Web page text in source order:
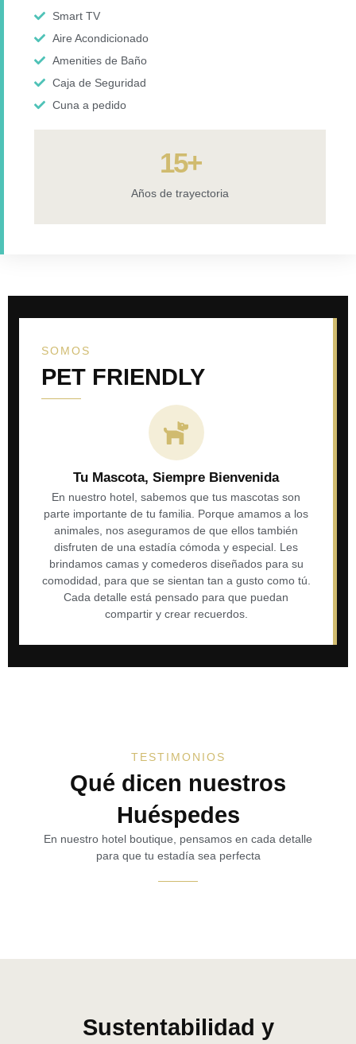
Smart TV
Aire Acondicionado
Amenities de Baño
Caja de Seguridad
Cuna a pedido
Años de trayectoria
15+
SOMOS
PET FRIENDLY
Tu Mascota, Siempre Bienvenida
En nuestro hotel, sabemos que tus mascotas son
parte importante de tu familia. Porque amamos a los
animales, nos aseguramos de que ellos también
disfruten de una estadía cómoda y especial. Les
brindamos camas y comederos diseñados para su
comodidad, para que se sientan tan a gusto como tú.
Cada detalle está pensado para que puedan
compartir y crear recuerdos.
TESTIMONIOS
Qué dicen nuestros
Huéspedes
En nuestro hotel boutique, pensamos en cada detalle
para que tu estadía sea perfecta
Sustentabilidad y